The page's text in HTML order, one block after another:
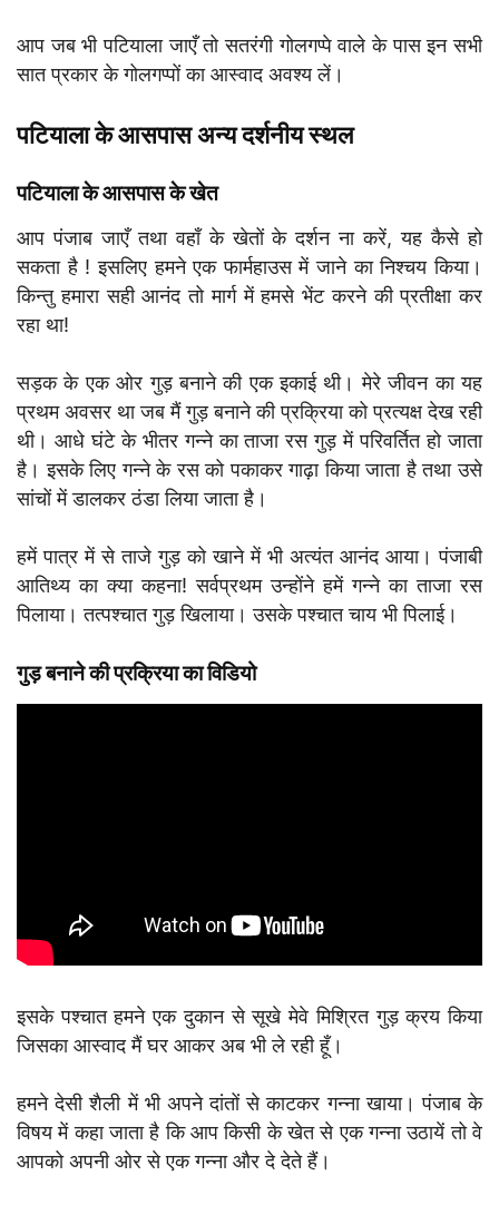
आप जब भी पटियाला जाएँ तो सतरंगी गोलगप्पे वाले के पास इन सभी
सात प्रकार के गोलगप्पों का आस्वाद अवश्य लें।
पटियाला के आसपास अन्य दर्शनीय स्थल
पटियाला के आसपास के खेत
आप पंजाब जाएँ तथा वहाँ के खेतों के दर्शन ना करें, यह कैसे हो
सकता है ! इसलिए हमने एक फार्महाउस में जाने का निश्चय किया।
किन्तु हमारा सही आनंद तो मार्ग में हमसे भेंट करने की प्रतीक्षा कर
रहा था!
सड़क के एक ओर गुड़ बनाने की एक इकाई थी। मेरे जीवन का यह
प्रथम अवसर था जब मैं गुड़ बनाने की प्रक्रिया को प्रत्यक्ष देख रही
थी। आधे घंटे के भीतर गन्ने का ताजा रस गुड़ में परिवर्तित हो जाता
है। इसके लिए गन्ने के रस को पकाकर गाढ़ा किया जाता है तथा उसे
सांचों में डालकर ठंडा लिया जाता है।
हमें पात्र में से ताजे गुड़ को खाने में भी अत्यंत आनंद आया। पंजाबी
आतिथ्य का क्या कहना! सर्वप्रथम उन्होंने हमें गन्ने का ताजा रस
पिलाया। तत्पश्चात गुड़ खिलाया। उसके पश्चात चाय भी पिलाई।
गुड़ बनाने की प्रक्रिया का विडियो
इसके पश्चात हमने एक दुकान से सूखे मेवे मिश्रित गुड़ क्रय किया
जिसका आस्वाद मैं घर आकर अब भी ले रही हूँ।
हमने देसी शैली में भी अपने दांतों से काटकर गन्ना खाया। पंजाब के
विषय में कहा जाता है कि आप किसी के खेत से एक गन्ना उठायें तो वे
आपको अपनी ओर से एक गन्ना और दे देते हैं।